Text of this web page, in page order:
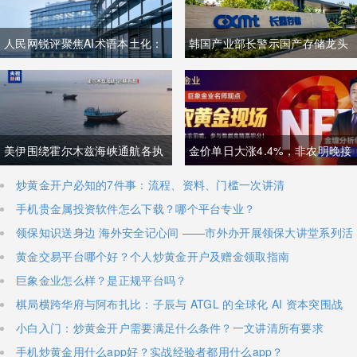
人民网锐评聚焦AI术语本土化：
夯实中文科技话语体系关乎全球
科技话语权争夺
韩国产业部长警示国产存储龙头
面临追赶压力，忌惮国内大举布
局半导体，呼吁加码本土资本投
入避免优势流失
美伊围绕霍尔木兹海峡通航各执
一词，美方称临时协议即将落
地，伊朗坚称仅与阿曼双边磋
商、通航恢复取决于美方态度
金价单日大涨4.4%，非农明晚接
棒丨黄金后市如何？
炒黄金开户必知的7件事：流程、资料、门槛一次讲清
手机贵金属投资软件怎么下载？哪个平台专业？
领保知识送身边 海外安全记心间 ——市外办开展领保大讲堂系列活
黄金交易平台哪个好？个人炒黄金开户及赠金领取指南
巨象金业怎么样？是正规平台吗？
棋局横跨华府与阿布扎比：子辰与 ATGL 的全球化 AI 资本突围战
小白入门：炒黄金开户需要满足什么条件？一文讲清所有要求
手机炒黄金用什么app好？实战经验者都用什么app？